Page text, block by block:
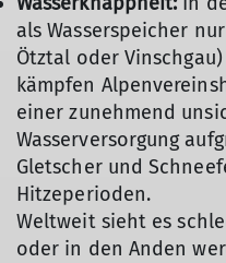
als Wasserspeicher
Ötztal oder
kämpfen
einer zunehmend
Wasserversorgung
Gletscher und
Hitzeperioden.
Weltweit sieht es
oder in den Anden